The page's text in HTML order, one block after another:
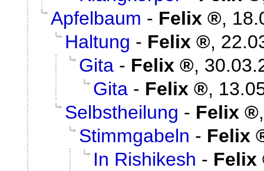
Apfelbaum - Felix ,
Haltung - Felix ,
Gita - Felix ,
Gita - Felix ,
Selbstheilung - Felix
Stimmgabeln - Felix
In Rishikesh - Felix